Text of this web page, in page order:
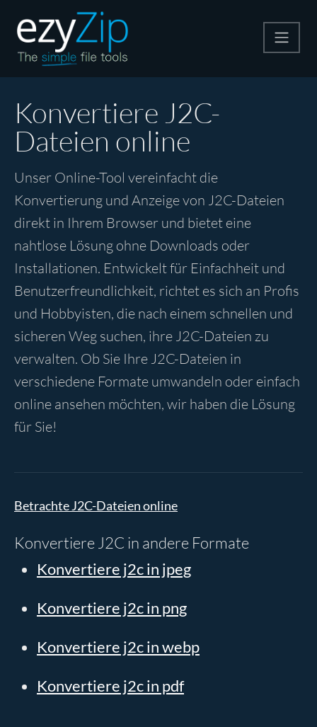
Entpacken
Konvertiere
Weitere Tools
Konvertiere J2C-
Dateien online
Unser Online-Tool vereinfacht die
Konvertierung und Anzeige von J2C-Dateien
direkt in Ihrem Browser und bietet eine
nahtlose Lösung ohne Downloads oder
Installationen. Entwickelt für Einfachheit und
Benutzerfreundlichkeit, richtet es sich an Profis
und Hobbyisten, die nach einem schnellen und
sicheren Weg suchen, ihre J2C-Dateien zu
verwalten. Ob Sie Ihre J2C-Dateien in
verschiedene Formate umwandeln oder einfach
online ansehen möchten, wir haben die Lösung
für Sie!
Betrachte J2C-Dateien online
Konvertiere J2C in andere Formate
Konvertiere j2c in jpeg
Konvertiere j2c in png
Konvertiere j2c in webp
Konvertiere j2c in pdf